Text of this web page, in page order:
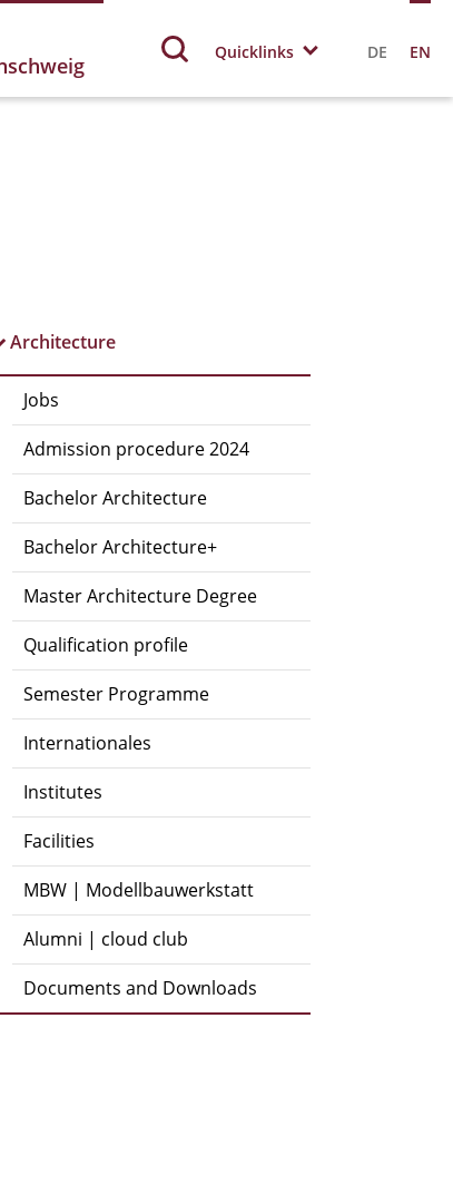
Quicklinks DE EN
Architecture
Jobs
Admission procedure 2024
Bachelor Architecture
Bachelor Architecture+
Master Architecture Degree
Qualification profile
Semester Programme
Internationales
Institutes
Facilities
MBW | Modellbauwerkstatt
Alumni | cloud club
Documents and Downloads